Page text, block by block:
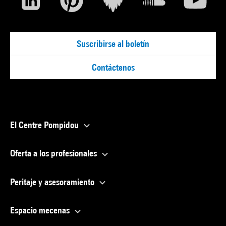
Suscribirse al boletín
Contáctenos
El Centre Pompidou
Oferta a los profesionales
Peritaje y asesoramiento
Espacio mecenas